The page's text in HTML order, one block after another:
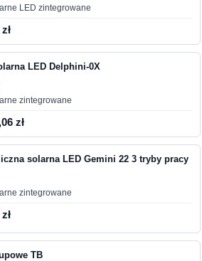
LED zintegrowane
LED Delphini-0X
zintegrowane
zł
solarna LED Gemini 22 3 tryby pracy
zintegrowane
TB